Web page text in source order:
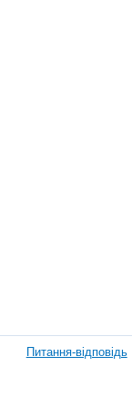
Питання-відповідь